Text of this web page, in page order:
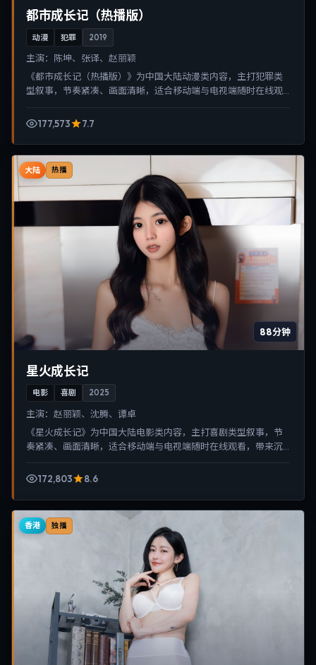
都市成长记（热播版）
动漫 犯罪 2019
主演： 陈坤、张译、赵丽颖
《都市成长记（热播版）》为中国大陆动漫类内容，主打犯罪类
型叙事，节奏紧凑、画面清晰，适合移动端与电视端随时在线观
177,573
7.7
大陆 热播
88分钟
星火成长记
电影 喜剧 2025
主演： 赵丽颖、沈腾、谭卓
《星火成长记》为中国大陆电影类内容，主打喜剧类型叙事，节
奏紧凑、画面清晰，适合移动端与电视端随时在线观看，带来沉
172,803
8.6
香港 独播